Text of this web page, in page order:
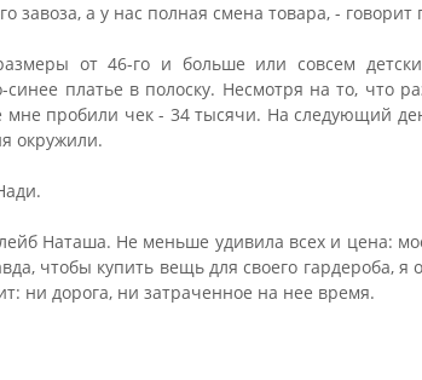
завоза, а у нас полная смена товара, - говорит
от 46-го и больше или совсем
синее платье в полоску. Несмотря на то, что
мне пробили чек - 34 тысячи. На следующий
окружили.
Наташа. Не меньше удивила всех и цена:
чтобы купить вещь для своего гардероба, я
ни дорога, ни затраченное на нее время.